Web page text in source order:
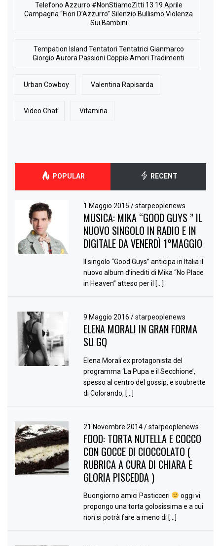
Telefono Azzurro #NonStiamoZitti 13 19 Aprile
Campagna “Fiori D’Azzurro” Silenzio Bullismo Violenza
Sui Bambini
Tempation Island Tentatori Tentatrici Gianmarco
Giorgio Aurora Passioni Coppie Amori Tradimenti
Urban Cowboy Valentina Rapisarda
Video Chat Vitamina
POPULAR RECENT
1 Maggio 2015/ starpeoplenews
MUSICA: MIKA “GOOD GUYS ” IL
NUOVO SINGOLO IN RADIO E IN
DIGITALE DA VENERDÌ 1°MAGGIO
Il singolo “Good Guys” anticipa in Italia il
nuovo album d’inediti di Mika “No Place
in Heaven” atteso per il […]
9 Maggio 2016/ starpeoplenews
ELENA MORALI IN GRAN FORMA
SU GQ
Elena Morali ex protagonista del
programma ‘La Pupa e il Secchione’,
spesso al centro del gossip, e soubrette
di Colorando, […]
21 Novembre 2014/ starpeoplenews
FOOD: TORTA NUTELLA E COCCO
CON GOCCE DI CIOCCOLATO (
RUBRICA A CURA DI CHIARA E
GLORIA PISCEDDA )
Buongiorno amici Pasticceri
oggi vi
propongo una torta golosissima e a cui
non si potrà fare a meno di […]